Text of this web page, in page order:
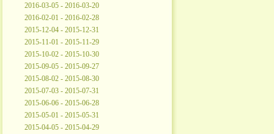
2016-03-05 - 2016-03-20
2016-02-01 - 2016-02-28
2015-12-04 - 2015-12-31
2015-11-01 - 2015-11-29
2015-10-02 - 2015-10-30
2015-09-05 - 2015-09-27
2015-08-02 - 2015-08-30
2015-07-03 - 2015-07-31
2015-06-06 - 2015-06-28
2015-05-01 - 2015-05-31
2015-04-05 - 2015-04-29